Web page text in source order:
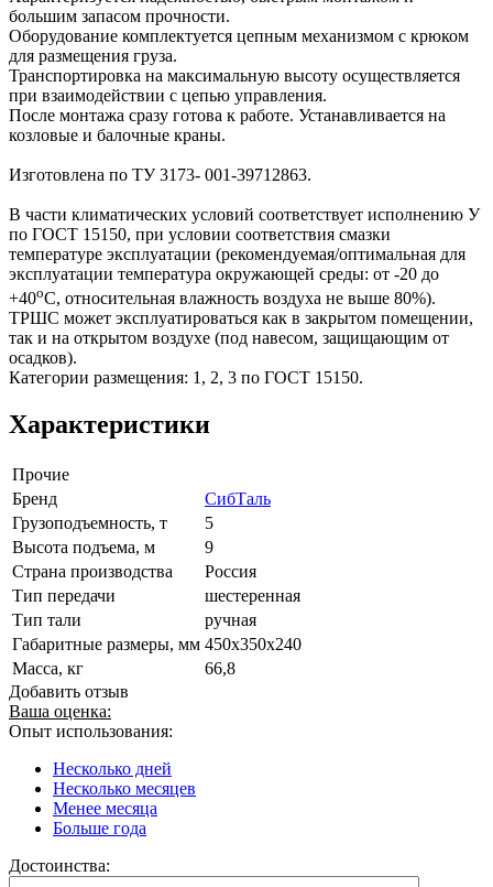
большим запасом прочности.
Оборудование комплектуется цепным механизмом с крюком
для размещения груза.
Транспортировка на максимальную высоту осуществляется
при взаимодействии с цепью управления.
После монтажа сразу готова к работе. Устанавливается на
козловые и балочные краны.
Изготовлена по ТУ 3173- 001-39712863.
В части климатических условий соответствует исполнению У
по ГОСТ 15150, при условии соответствия смазки
температуре эксплуатации (рекомендуемая/оптимальная для
эксплуатации температура окружающей среды: от -20 до
+40oС, относительная влажность воздуха не выше 80%).
ТРШС может эксплуатироваться как в закрытом помещении,
так и на открытом воздухе (под навесом, защищающим от
осадков).
Категории размещения: 1, 2, 3 по ГОСТ 15150.
Характеристики
Прочие
Бренд
СибТаль
Грузоподъемность, т
5
Высота подъема, м
9
Страна производства
Россия
Тип передачи
шестеренная
Тип тали
ручная
Габаритные размеры, мм 450x350x240
Масса, кг
66,8
Добавить отзыв
Ваша оценка:
Опыт использования:
Несколько дней
Несколько месяцев
Менее месяца
Больше года
Достоинства: